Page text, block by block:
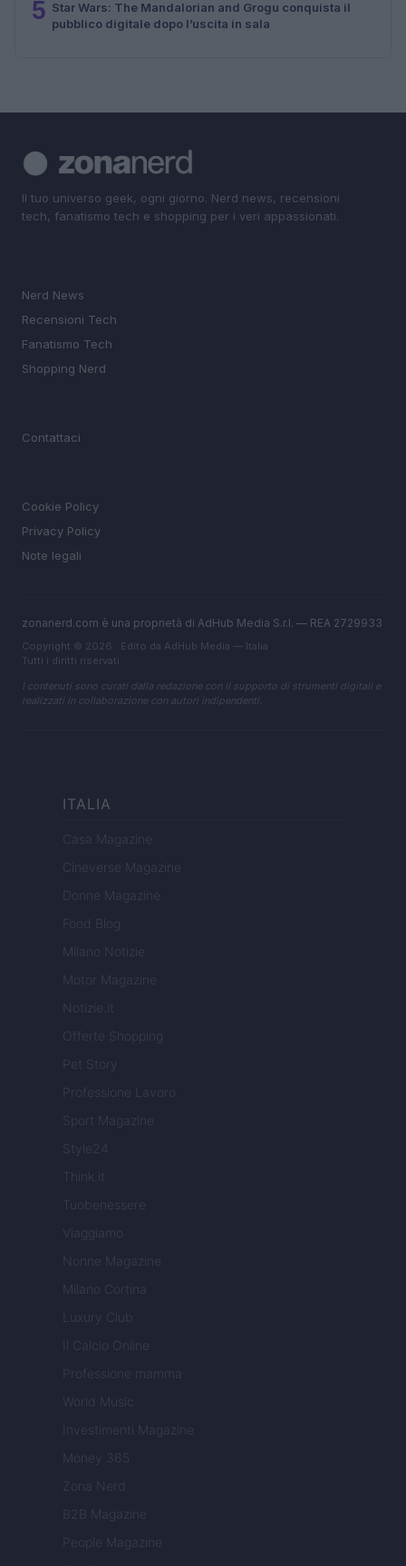
5 Star Wars: The Mandalorian and Grogu conquista il
pubblico digitale dopo l’uscita in sala
Il tuo universo geek, ogni giorno. Nerd news, recensioni
tech, fanatismo tech e shopping per i veri appassionati.
Nerd News
Recensioni Tech
Fanatismo Tech
Shopping Nerd
Contattaci
Cookie Policy
Privacy Policy
Note legali
zonanerd.com è una proprietà di AdHub Media S.r.l. — REA 2729933
Copyright © 2026 · Edito da AdHub Media — Italia
Tutti i diritti riservati
I contenuti sono curati dalla redazione con il supporto di strumenti digitali e
realizzati in collaborazione con autori indipendenti.
ITALIA
Casa Magazine
Cineverse Magazine
Donne Magazine
Food Blog
Milano Notizie
Motor Magazine
Notizie.it
Offerte Shopping
Pet Story
Professione Lavoro
Sport Magazine
Style24
Think.it
Tuobenessere
Viaggiamo
Nonne Magazine
Milano Cortina
Luxury Club
Il Calcio Online
Professione mamma
World Music
Investimenti Magazine
Money 365
Zona Nerd
B2B Magazine
People Magazine